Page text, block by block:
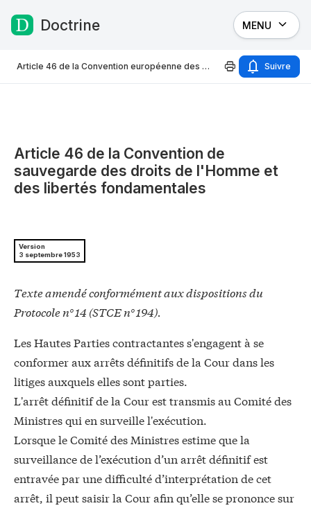
Passer au contenu
Doctrine MENU
Article 46 de la Convention européenne des droits de l'Homme Suivre
Article 46 de la Convention de
sauvegarde des droits de l'Homme et
des libertés fondamentales
Version
3 septembre 1953
Texte amendé conformément aux dispositions du
Protocole n° 14 (STCE n° 194).
Les Hautes Parties contractantes s'engagent à se
conformer aux arrêts définitifs de la Cour dans les
litiges auxquels elles sont parties.
L'arrêt définitif de la Cour est transmis au Comité des
Ministres qui en surveille l'exécution.
Lorsque le Comité des Ministres estime que la
surveillance de l’exécution d’un arrêt définitif est
entravée par une difficulté d’interprétation de cet
arrêt, il peut saisir la Cour afin qu’elle se prononce sur